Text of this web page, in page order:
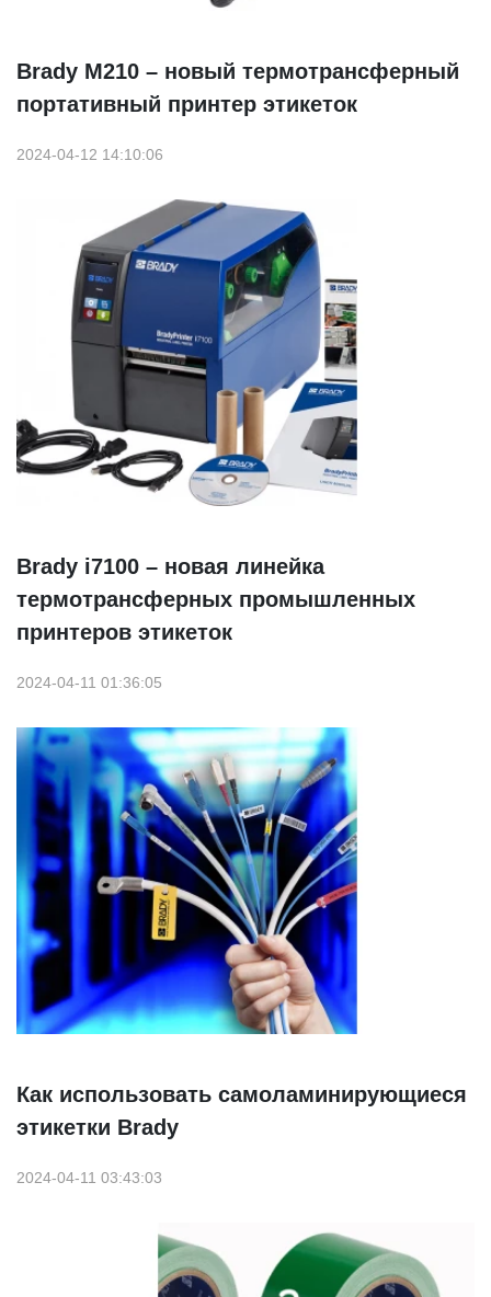
Brady М210 – новый термотрансферный
портативный принтер этикеток
2024-04-12 14:10:06
Brady i7100 – новая линейка
термотрансферных промышленных
принтеров этикеток
2024-04-11 01:36:05
Как использовать самоламинирующиеся
этикетки Brady
2024-04-11 03:43:03